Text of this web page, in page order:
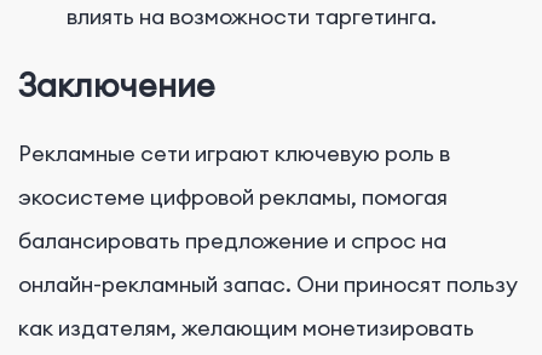
влиять на возможности таргетинга.
Заключение
Рекламные сети играют ключевую роль в
экосистеме цифровой рекламы, помогая
балансировать предложение и спрос на
онлайн-рекламный запас. Они приносят пользу
как издателям, желающим монетизировать